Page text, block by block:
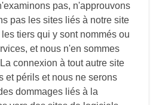
pas, n'approuvons
pas les sites liés à notre site
tiers qui y sont nommés ou
et nous n'en sommes
connexion à tout autre site
et périls et nous ne serons
dommages liés à la